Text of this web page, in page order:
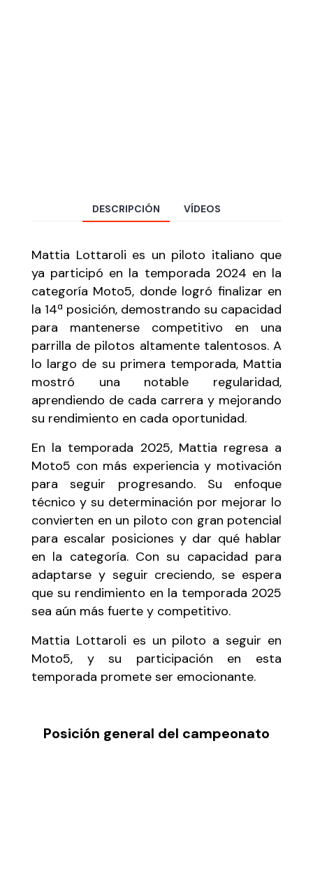
DESCRIPCIÓN VÍDEOS
Mattia Lottaroli es un piloto italiano que
ya participó en la temporada 2024 en la
categoría Moto5, donde logró finalizar en
la 14ª posición, demostrando su capacidad
para mantenerse competitivo en una
parrilla de pilotos altamente talentosos. A
lo largo de su primera temporada, Mattia
mostró una notable regularidad,
aprendiendo de cada carrera y mejorando
su rendimiento en cada oportunidad.
En la temporada 2025, Mattia regresa a
Moto5 con más experiencia y motivación
para seguir progresando. Su enfoque
técnico y su determinación por mejorar lo
convierten en un piloto con gran potencial
para escalar posiciones y dar qué hablar
en la categoría. Con su capacidad para
adaptarse y seguir creciendo, se espera
que su rendimiento en la temporada 2025
sea aún más fuerte y competitivo.
Mattia Lottaroli es un piloto a seguir en
Moto5, y su participación en esta
temporada promete ser emocionante.
Posición general del campeonato